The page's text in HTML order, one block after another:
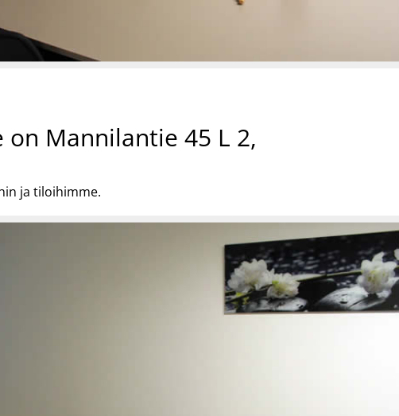
Mannilantie 45 L 2,
ja tiloihimme.